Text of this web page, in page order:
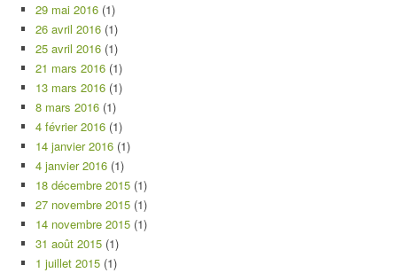
29 mai 2016 (1)
26 avril 2016 (1)
25 avril 2016 (1)
21 mars 2016 (1)
13 mars 2016 (1)
8 mars 2016 (1)
4 février 2016 (1)
14 janvier 2016 (1)
4 janvier 2016 (1)
18 décembre 2015 (1)
27 novembre 2015 (1)
14 novembre 2015 (1)
31 août 2015 (1)
1 juillet 2015 (1)